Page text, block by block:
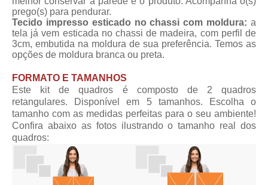
prego(s) para pendurar.
Tecido impresso esticado no chassi com moldura: a
tela já vem esticada no chassi de madeira, com perfil de
3cm, embutida na moldura de sua preferência. Temos as
opções de moldura branca ou preta.
FORMATO E TAMANHOS
Este kit de quadros é composto de 2 quadros
retangulares. Disponível em 5 tamanhos. Escolha o
tamanho com as medidas perfeitas para o seu ambiente!
Confira abaixo as fotos ilustrando o tamanho real dos
quadros: